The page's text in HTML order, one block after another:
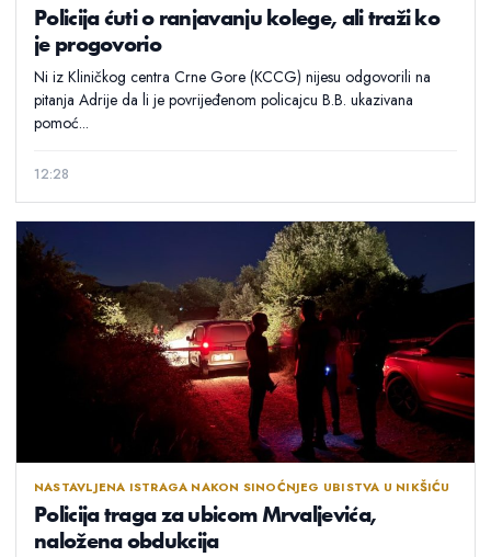
Policija ćuti o ranjavanju kolege, ali traži ko
je progovorio
Ni iz Kliničkog centra Crne Gore (KCCG) nijesu odgovorili na
pitanja Adrije da li je povrijeđenom policajcu B.B. ukazivana
pomoć...
12:28
NASTAVLJENA ISTRAGA NAKON SINOĆNJEG UBISTVA U NIKŠIĆU
Policija traga za ubicom Mrvaljevića,
naložena obdukcija